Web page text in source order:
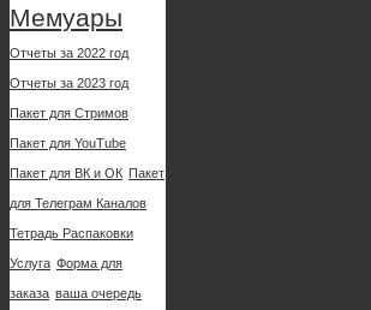
Мемуары
Отчеты за 2022 год
Отчеты за 2023 год
Пакет для Cтримов
Пакет для YouTube
Пакет для ВК и ОК Пакет
для Телеграм Каналов
Тетрадь Распаковки
Услуга Форма для
заказа ваша очередь